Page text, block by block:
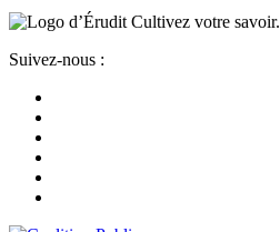
Cultivez votre savoir.
Suivez-nous :